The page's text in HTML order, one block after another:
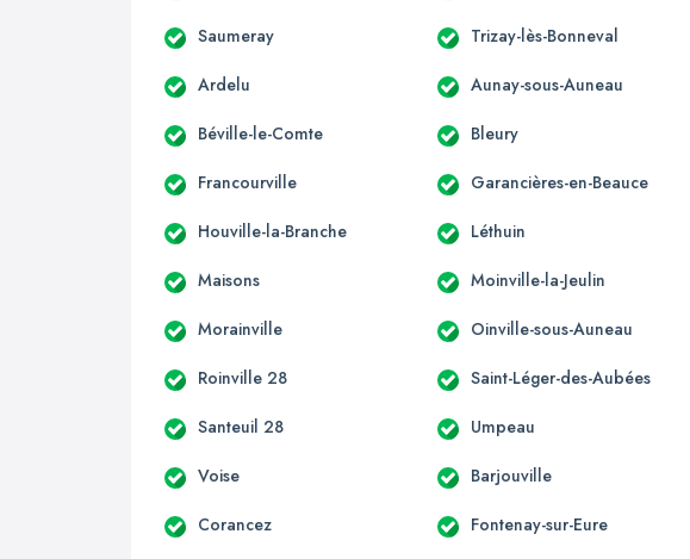
Saumeray Trizay-lès-Bonneval
Ardelu Aunay-sous-Auneau
Béville-le-Comte Bleury
Francourville Garancières-en-Beauce
Houville-la-Branche Léthuin
Maisons Moinville-la-Jeulin
Morainville Oinville-sous-Auneau
Roinville 28 Saint-Léger-des-Aubées
Santeuil 28 Umpeau
Voise Barjouville
Corancez Fontenay-sur-Eure